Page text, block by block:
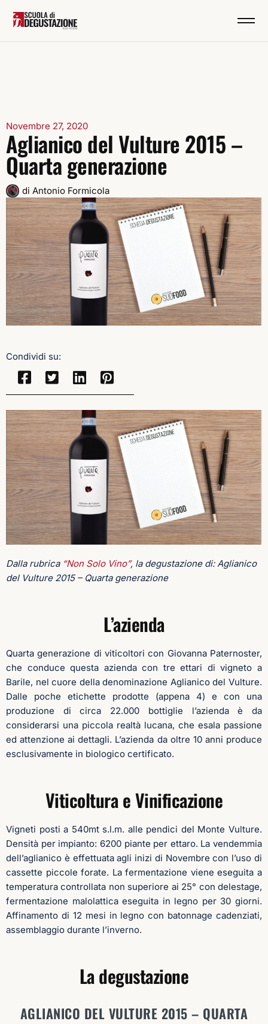
Novembre 27, 2020
Aglianico del Vulture 2015 –
Quarta generazione
di Antonio Formicola
Condividi su:
Dalla rubrica “Non Solo Vino”, la degustazione di: Aglianico
del Vulture 2015 – Quarta generazione
L’azienda
Quarta generazione di viticoltori con Giovanna Paternoster,
che conduce questa azienda con tre ettari di vigneto a
Barile, nel cuore della denominazione Aglianico del Vulture.
Dalle poche etichette prodotte (appena 4) e con una
produzione di circa 22.000 bottiglie l’azienda è da
considerarsi una piccola realtà lucana, che esala passione
ed attenzione ai dettagli. L’azienda da oltre 10 anni produce
esclusivamente in biologico certificato.
Viticoltura e Vinificazione
Vigneti posti a 540mt s.l.m. alle pendici del Monte Vulture.
Densità per impianto: 6200 piante per ettaro. La vendemmia
dell’aglianico è effettuata agli inizi di Novembre con l’uso di
cassette piccole forate. La fermentazione viene eseguita a
temperatura controllata non superiore ai 25° con delestage,
fermentazione malolattica eseguita in legno per 30 giorni.
Affinamento di 12 mesi in legno con batonnage cadenziati,
assemblaggio durante l’inverno.
La degustazione
AGLIANICO DEL VULTURE 2015 – QUARTA